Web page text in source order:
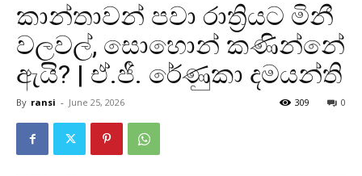
කාන්තාවන් පවා රාත්‍රියට මිනී
වලවල්, සොහොන් කණින්නේ
ඇයි? | ඒ.ජී. රේණුකා දමයන්ති
By ransi - June 25, 2026 0
309